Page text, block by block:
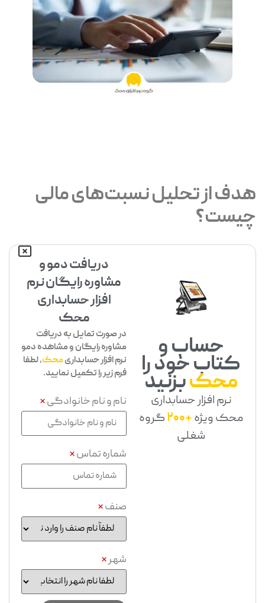
هدف از تحلیل نسبت‌های مالی
چیست؟
حساب و
کتاب خود را
محکبزنید
نرم افزار حسابداری
محک ویژه+200
گروه
شغلی
دریافت دمو و
مشاوره رایگان نرم
افزار حسابداری
محک
در صورت تمایل به دریافت
مشاوره رایگان و مشاهده دمو
نرم افزار حسابداریمحک، لطفا
فرم زیر را تکمیل نمایید.
نام و نام خانوادگی*
شماره تماس*
صنف*
شهر*